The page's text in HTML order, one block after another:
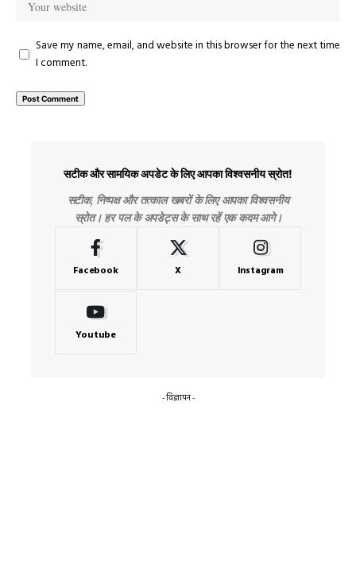
Save my name, email, and website in this browser for the next time
I comment.
सटीक और सामयिक अपडेट के लिए आपका विश्वसनीय स्रोत!
सटीक, निष्पक्ष और तत्काल खबरों के लिए आपका विश्वसनीय
स्रोत। हर पल के अपडेट्स के साथ रहें एक कदम आगे।
Facebook X Instagram
Youtube
- विज्ञापन -